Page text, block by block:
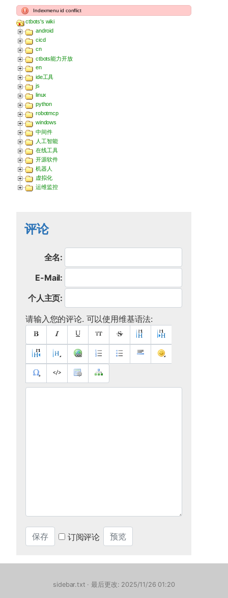
Indexmenu id conflict
ctbots's wiki
android
cicd
cn
ctbots能力开放
en
ide工具
js
linux
python
robotmcp
windows
中间件
人工智能
在线工具
开源软件
机器人
虚拟化
运维监控
评论
全名:
E-Mail:
个人主页:
请输入您的评论. 可以使用维基语法:
订阅评论
sidebar.txt · 最后更改: 2025/11/26 01:20